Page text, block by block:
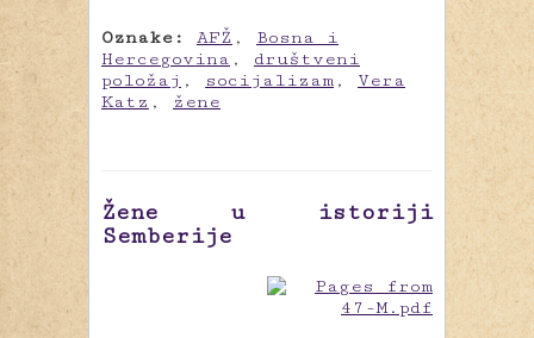
Oznake: AFŽ , Bosna i
Hercegovina , društveni
položaj , socijalizam , Vera
Katz , žene
Žene u istoriji
Semberije